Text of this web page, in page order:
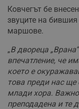
Ковчегът бе
звуците на
маршове.
„В двореца
впечатление, че
което е
това преди нас ще
млади хора.
преподадена и те